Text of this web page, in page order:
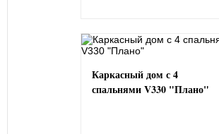
Каркасный дом с 4
спальнями V330 "Плано"